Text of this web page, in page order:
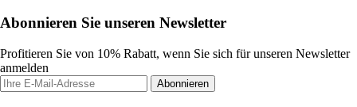
Abonnieren Sie unseren Newsletter
Profitieren Sie von 10% Rabatt, wenn Sie sich für unseren Newsletter
anmelden
Abonnieren